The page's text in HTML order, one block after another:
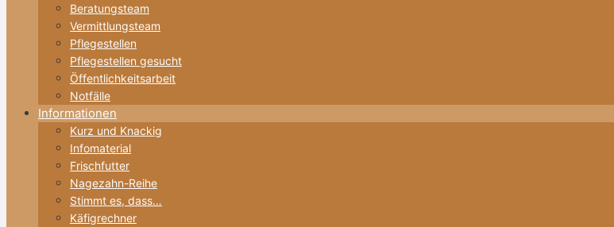
Beratungsteam
Vermittlungsteam
Pflegestellen
Pflegestellen gesucht
Öffentlichkeitsarbeit
Notfälle
Informationen
Kurz und Knackig
Infomaterial
Frischfutter
Nagezahn-Reihe
Stimmt es, dass…
Käfigrechner